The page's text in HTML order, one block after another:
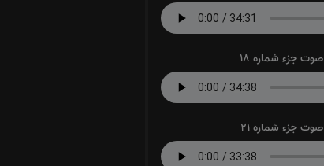
صوت جزء شماره 18
صوت جزء شماره 21